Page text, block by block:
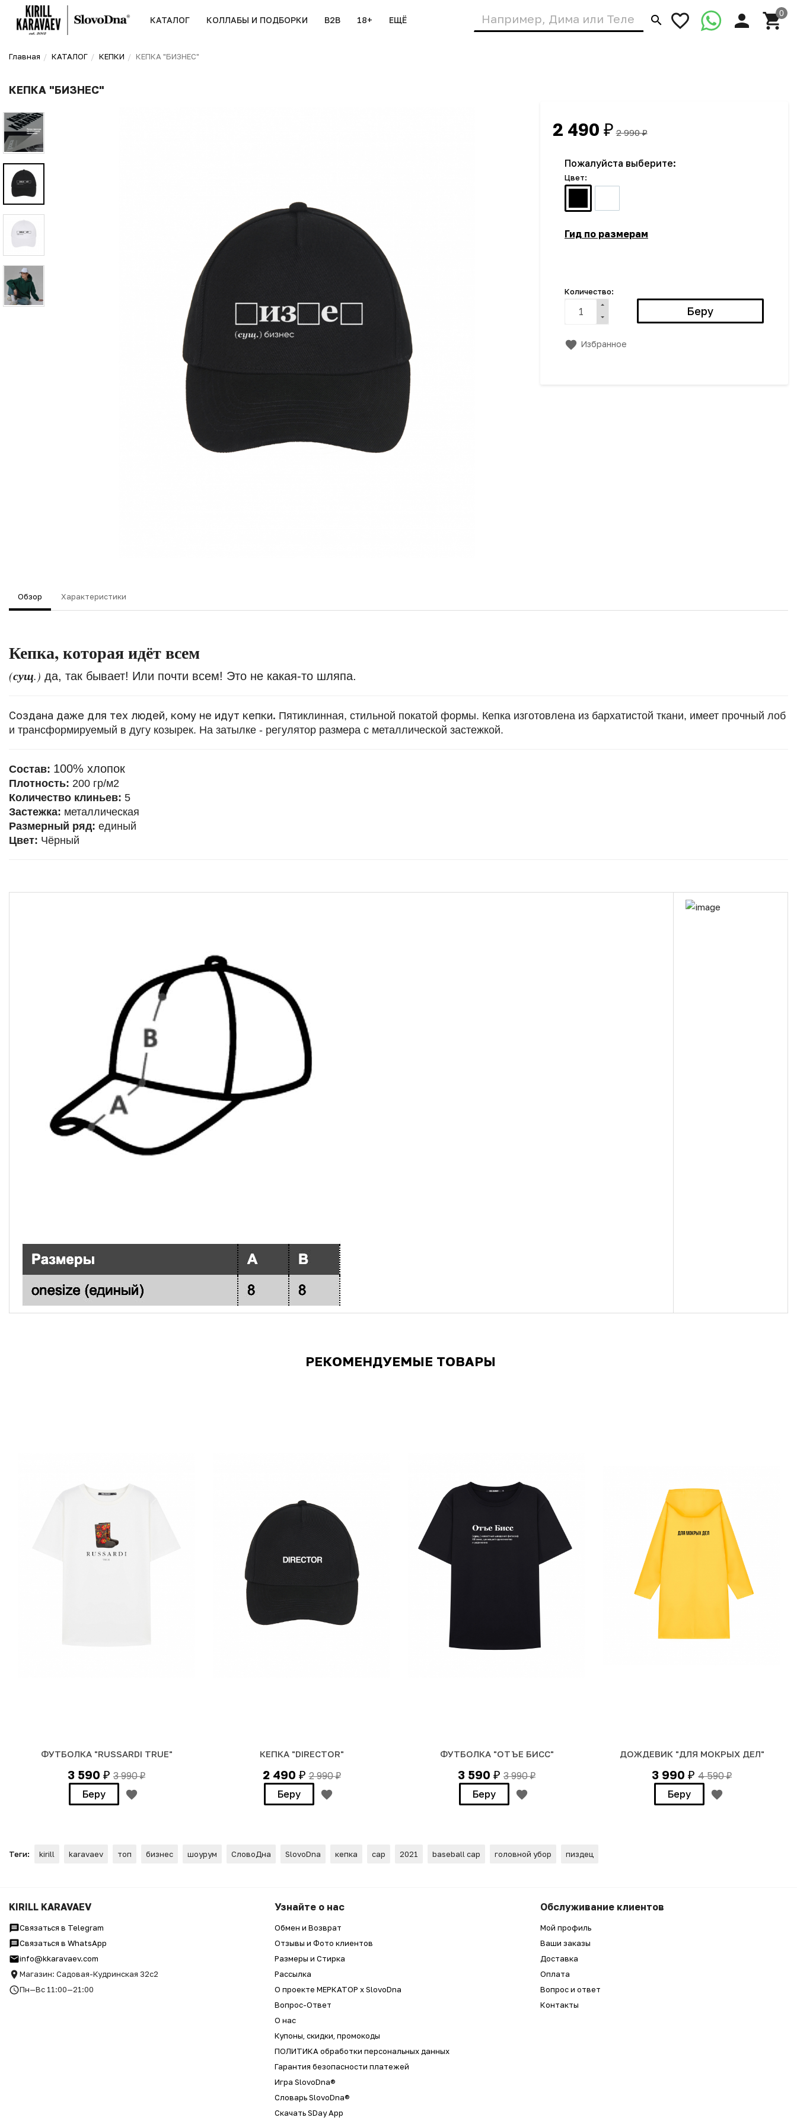
КАТАЛОГ КОЛЛАБЫ И ПОДБОРКИ B2B 18+ ЕЩЁ
Главная КАТАЛОГ КЕПКИ КЕПКА "БИЗНЕС"
КЕПКА "БИЗНЕС"
2 490 ₽ 2 990₽
Пожалуйста выберите:
Цвет:
Гид по размерам
Количество:
Избранное
Обзор Характеристики
Кепка, которая идёт всем
(сущ.) да, так бывает! Или почти всем! Это не какая-то шляпа.
Создана даже для тех людей, кому не идут кепки. Пятиклинная, стильной покатой формы. Кепка изготовлена из бархатистой ткани, имеет прочный лоб
и трансформируемый в дугу козырек. На затылке - регулятор размера с металлической застежкой.
Состав: 100% хлопок
Плотность: 200 гр/м2
Количество клиньев: 5
Застежка: металлическая
Размерный ряд: единый
Цвет: Чёрный
РЕКОМЕНДУЕМЫЕ ТОВАРЫ
ФУТБОЛКА "RUSSARDI TRUE"
3 590 ₽ 3 990₽
Беру
КЕПКА "DIRECTOR"
2 490 ₽ 2 990₽
Беру
ФУТБОЛКА "ОТЪЕ БИСС"
3 590 ₽ 3 990₽
Беру
ДОЖДЕВИК "ДЛЯ МОКРЫХ ДЕЛ"
3 990 ₽ 4 590₽
Беру
Теги: kirill karavaev топ бизнес шоурум СловоДна SlovoDna кепка cap 2021 baseball cap головной убор пиздец
KIRILL KARAVAEV
Связаться в Telegram
Связаться в WhatsApp
info@kkaravaev.com
Магазин: Садовая-Кудринская 32с2
Пн—Вс 11:00—21:00
Узнайте о нас
Обмен и Возврат
Отзывы и Фото клиентов
Размеры и Стирка
Рассылка
О проекте МЕРКАТОР x SlovoDna
Вопрос-Ответ
О нас
Купоны, скидки, промокоды
ПОЛИТИКА обработки персональных данных
Гарантия безопасности платежей
Игра SlovoDna®
Словарь SlovoDna®
Скачать SDay App
Обслуживание клиентов
Мой профиль
Ваши заказы
Доставка
Оплата
Вопрос и ответ
Контакты